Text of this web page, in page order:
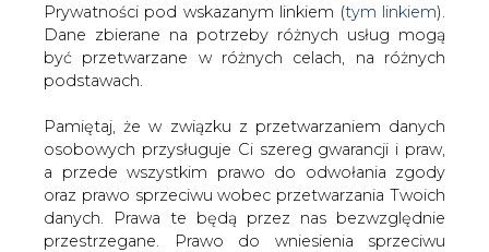
Prywatności pod wskazanym linkiem (tym linkiem).
Dane zbierane na potrzeby różnych usług mogą
być przetwarzane w różnych celach, na różnych
podstawach.
Pamiętaj, że w związku z przetwarzaniem danych
osobowych przysługuje Ci szereg gwarancji i praw,
a przede wszystkim prawo do odwołania zgody
oraz prawo sprzeciwu wobec przetwarzania Twoich
danych. Prawa te będą przez nas bezwzględnie
przestrzegane. Prawo do wniesienia sprzeciwu
Dworkowicz: tania ropa może